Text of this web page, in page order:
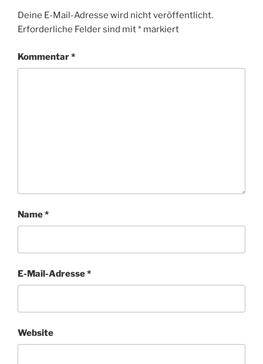
Deine E-Mail-Adresse wird nicht veröffentlicht.
Erforderliche Felder sind mit* markiert
Kommentar*
Name*
E-Mail-Adresse*
Website